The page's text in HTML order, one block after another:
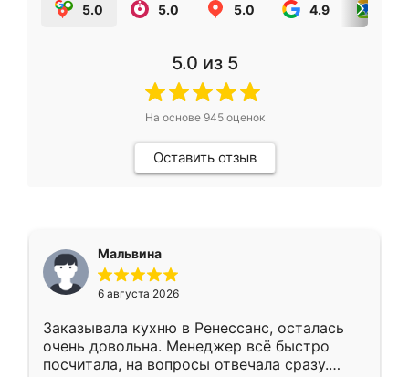
5.0 5.0 5.0 4.9
5.0 из 5
На основе 945оценок
Оставить отзыв
Мальвина
6 августа 2026
Заказывала кухню в Ренессанс, осталась
очень довольна. Менеджер всё быстро
посчитала, на вопросы отвечала сразу.